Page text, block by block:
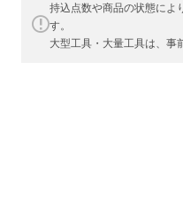
持込点数や商品の状態によ
す。
大型工具・大量工具は、事